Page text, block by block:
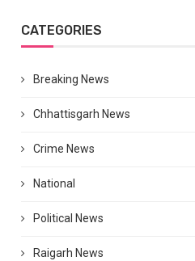
CATEGORIES
Breaking News
Chhattisgarh News
Crime News
National
Political News
Raigarh News